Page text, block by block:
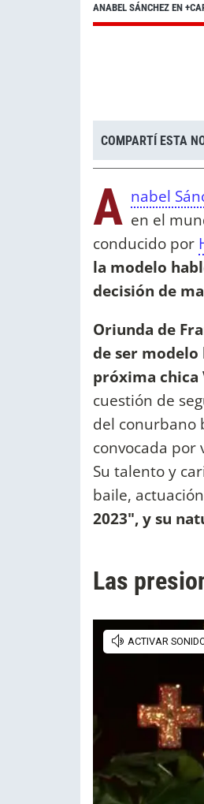
ANABEL SÁNCHEZ EN
COMPARTÍ ESTA
A nabel
en el
conducido por
la modelo
decisión de
Oriunda de
de ser modelo
próxima chica
cuestión de
del conurbano
convocada por
Su talento y
baile,
2023", y su
Las